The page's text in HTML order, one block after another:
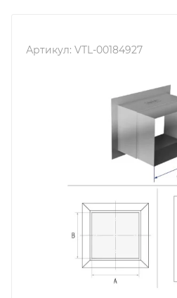
Артикул: VTL-00184927